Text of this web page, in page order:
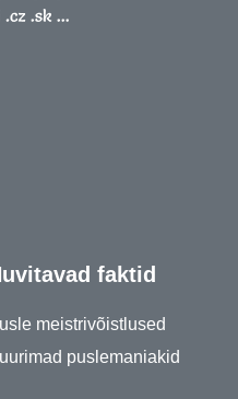
faktid
meistrivõistlused
puslemaniakid